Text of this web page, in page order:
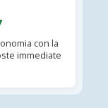
con la
immediate